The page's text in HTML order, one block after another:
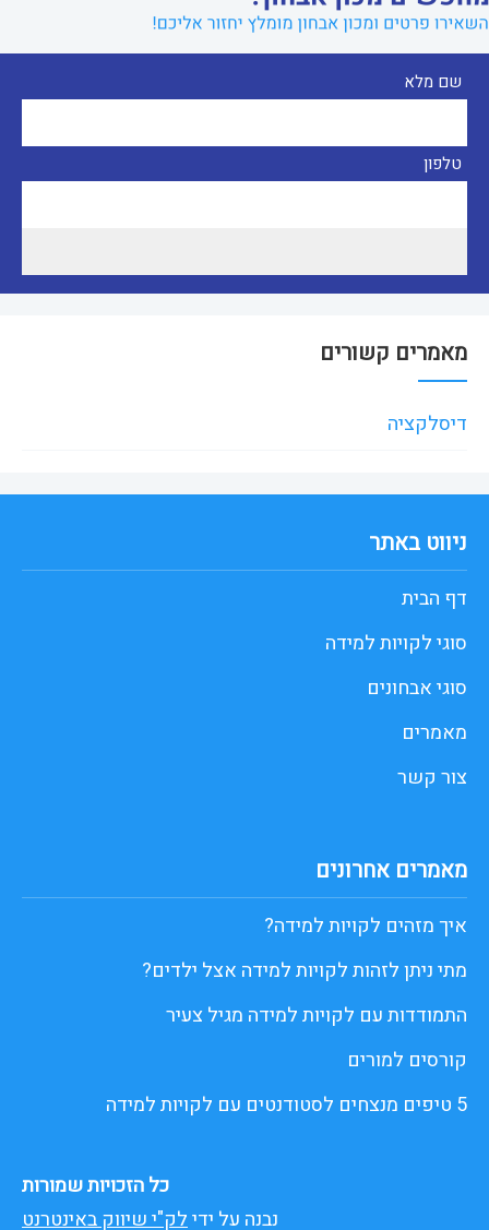
שם מלא
טלפון
מאמרים קשורים
דיסלקציה
ניווט באתר
דף הבית
סוגי לקויות למידה
סוגי אבחונים
מאמרים
צור קשר
מאמרים אחרונים
איך מזהים לקויות למידה?
מתי ניתן לזהות לקויות למידה אצל ילדים?
התמודדות עם לקויות למידה מגיל צעיר
קורסים למורים
5 טיפים מנצחים לסטודנטים עם לקויות למידה
כל הזכויות שמורות
נבנה על ידילק"י שיווק באינטרנט